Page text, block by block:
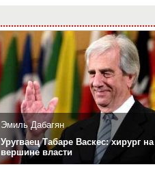
Эмиль Дабагян
Уругваец Табаре Васкес: хирург на
вершине власти